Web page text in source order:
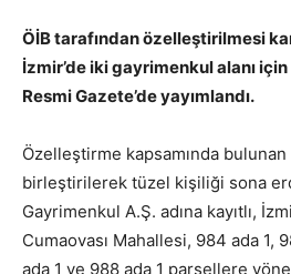
ÖİB tarafından özelleştirilmesi
İzmir’de iki gayrimenkul alanı
Resmi Gazete’de yayımlandı.
Özelleştirme kapsamında
birleştirilerek tüzel kişiliği sona
Gayrimenkul A.Ş. adına kayıtlı,
Cumaovası Mahallesi, 984 ada 1,
ada 1 ve 988 ada 1 parsellere